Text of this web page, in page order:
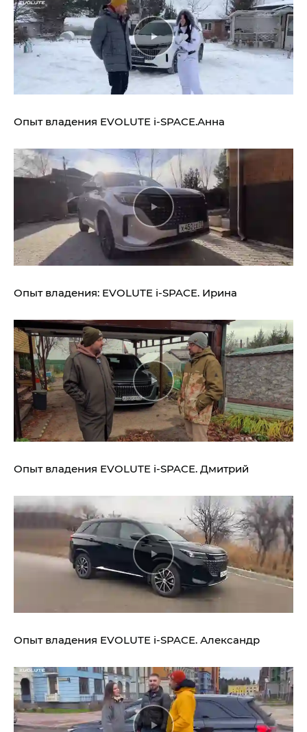
Опыт владения EVOLUTE i‑SPACE.Анна
Опыт владения: EVOLUTE i‑SPACE. Ирина
Опыт владения EVOLUTE i‑SPACE. Дмитрий
Опыт владения EVOLUTE i‑SPACE. Александр